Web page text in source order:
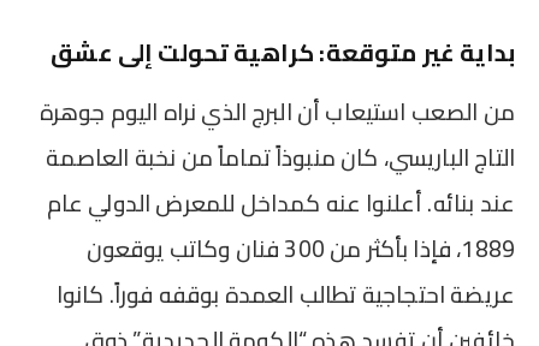
بداية غير متوقعة: كراهية تحولت إلى عشق
من الصعب استيعاب أن البرج الذي نراه اليوم جوهرة
التاج الباريسي، كان منبوذاً تماماً من نخبة العاصمة
عند بنائه. أعلنوا عنه كمداخل للمعرض الدولي عام
1889، فإذا بأكثر من 300 فنان وكاتب يوقعون
عريضة احتجاجية تطالب العمدة بوقفه فوراً. كانوا